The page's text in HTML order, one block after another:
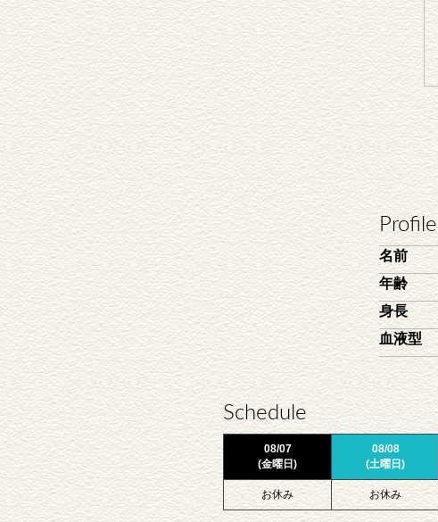
Profile
名前
年齢
身長
血液型
Schedule
08/07
(金曜日)
08/08
(土曜日)
お休み お休み